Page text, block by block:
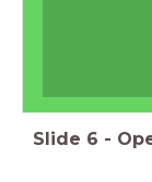
Slide 6 -